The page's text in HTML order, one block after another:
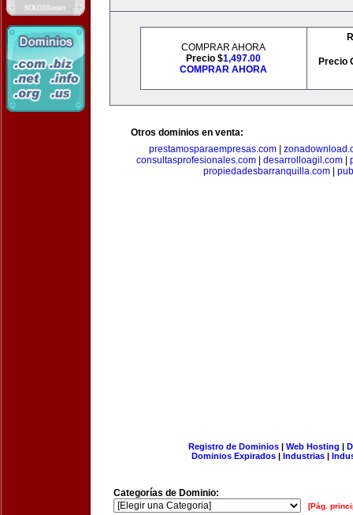
COMPRAR AHORA
Precio $1,497.00
COMPRAR AHORA
Precio
Otros dominios en venta:
prestamosparaempresas.com
consultasprofesionales.com| desarrolloagil.com|
propiedadesbarranquilla.com
Registro de Dominios| Web Hosting |
Dominios Expirados | Industrias |
Categorías de Dominio:
[Pág.